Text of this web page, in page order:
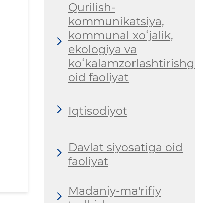
Qurilish-
kommunikatsiya,
kommunal xoʻjalik,
ekologiya va
oid faoliyat
Iqtisodiyot
Davlat siyosatiga oid
faoliyat
Madaniy-ma'rifiy